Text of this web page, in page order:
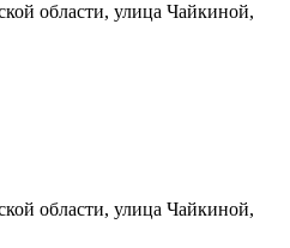
области, улица Чайкиной,
области, улица Чайкиной,